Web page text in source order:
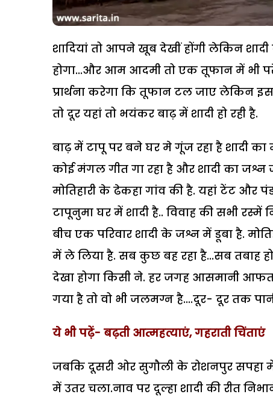
शादियां तो आपने खूब देखीं होंगी लेकिन
होगा...और आम आदमी तो एक तूफान में भी
प्रार्थना करेगा कि तूफान टल जाए लेकिन
तो दूर यहां तो भयंकर बाढ़ में शादी हो रही है.
बाढ़ में टापू पर बने घर मे गूंज रहा है शादी का
कोई मंगल गीत गा रहा है और शादी का जश्न
मोतिहारी के ढेकहा गांव की है. यहां टेंट और
टापूनुमा घर में शादी है.. विवाह की सभी रस्में
बीच एक परिवार शादी के जश्न में डूबा है.
में ले लिया है. सब कुछ बह रहा है...सब तबाह
देखा होगा किसी ने. हर जगह आसमानी
गया है तो वो भी जलमग्न है....दूर- दूर तक
ये भी पढ़ें- बढ़ती आत्महत्याएं, गहराती चिंताएं
जबकि दूसरी ओर सुगौली के रोशनपुर सपहा
में उतर चला.नाव पर दूल्हा शादी की रीत